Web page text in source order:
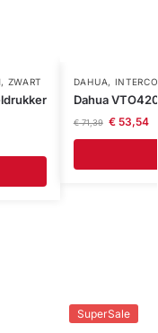
, ZWART DAHUA,
Dahua
€71,39 €53,54
SuperSale